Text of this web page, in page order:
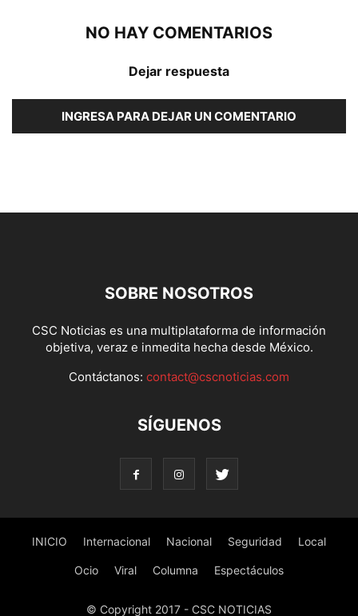
NO HAY COMENTARIOS
Dejar respuesta
INGRESA PARA DEJAR UN COMENTARIO
SOBRE NOSOTROS
CSC Noticias es una multiplataforma de información
objetiva, veraz e inmedita hecha desde México.
Contáctanos: contact@cscnoticias.com
SÍGUENOS
INICIO Internacional Nacional Seguridad Local
Ocio Viral Columna Espectáculos
© Copyright 2017 - CSC NOTICIAS